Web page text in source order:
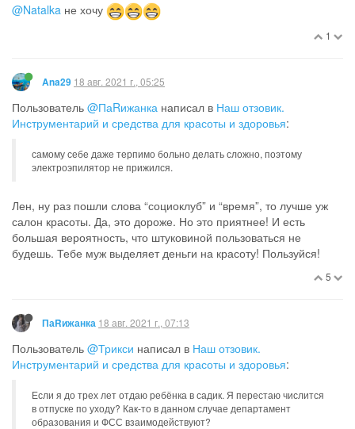
@Natalka не хочу
1
Ana29 18 авг. 2021 г., 05:25
Пользователь @ПаRижанка написал в Наш отзовик.
Инструментарий и средства для красоты и здоровья:
самому себе даже терпимо больно делать сложно, поэтому
электроэпилятор не прижился.
Лен, ну раз пошли слова “социоклуб” и “время”, то лучше уж
салон красоты. Да, это дороже. Но это приятнее! И есть
большая вероятность, что штуковиной пользоваться не
будешь. Тебе муж выделяет деньги на красоту! Пользуйся!
5
ПаRижанка 18 авг. 2021 г., 07:13
Пользователь @Трикси написал в Наш отзовик.
Инструментарий и средства для красоты и здоровья:
Если я до трех лет отдаю ребёнка в садик. Я перестаю числится
в отпуске по уходу? Как-то в данном случае департамент
образования и ФСС взаимодействуют?